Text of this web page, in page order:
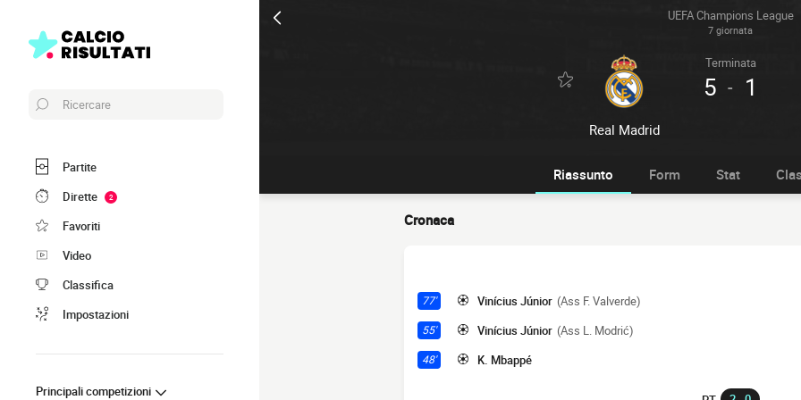
UEFA Champions League
7 giornata
Real Madrid
Terminata
5 - 1
Ricercare
Partite
Dirette
2
Favoriti
Video
Classifica
Impostazioni
Principali competizioni
Riassunto Form Stat
Cronaca
77' Vinícius Júnior (Ass F. Valverde)
55' Vinícius Júnior (Ass L. Modrić)
48' K. Mbappé